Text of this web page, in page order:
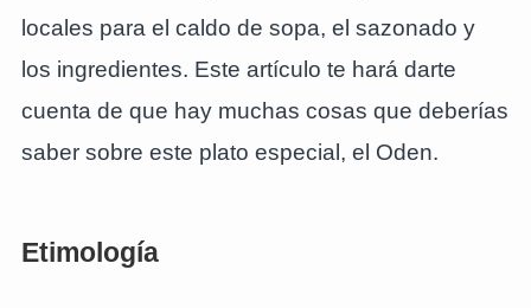
locales para el caldo de sopa, el sazonado y
los ingredientes. Este artículo te hará darte
cuenta de que hay muchas cosas que deberías
saber sobre este plato especial, el Oden.
Etimología